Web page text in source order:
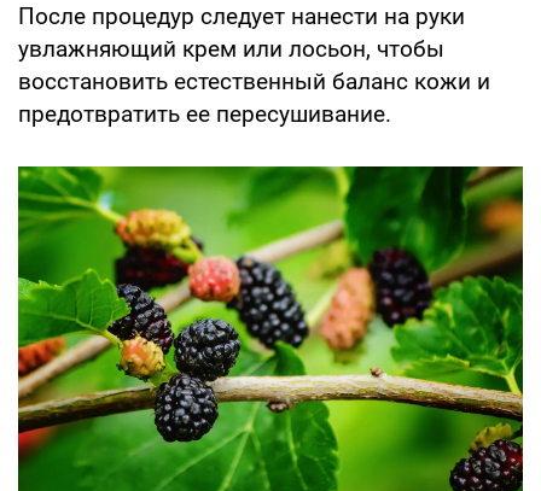
После процедур следует нанести на руки
увлажняющий крем или лосьон, чтобы
восстановить естественный баланс кожи и
предотвратить ее пересушивание.